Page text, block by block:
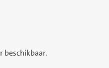
beschikbaar.